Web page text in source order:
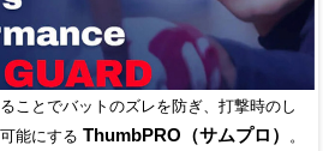
ことでバットのズレを防ぎ、打撃時のし
能にする ThumbPRO（サムプロ）
。